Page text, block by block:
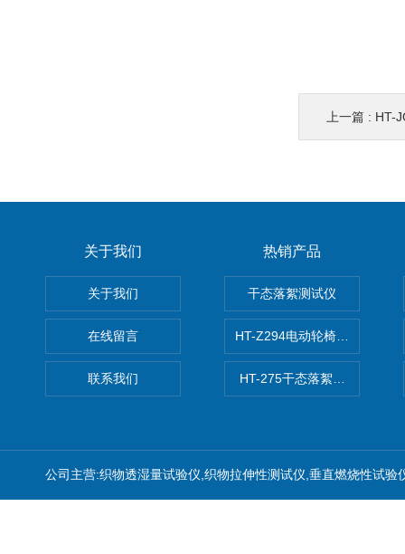
上一篇 : HT-
关于我们
关于我们
在线留言
联系我们
热销产品
干态落絮测试仪
HT-Z294电动轮椅车耗电量测
HT-275干态落絮测试仪
公司主营:织物透湿量试验仪,织物拉伸性测试仪,垂直燃烧性试验